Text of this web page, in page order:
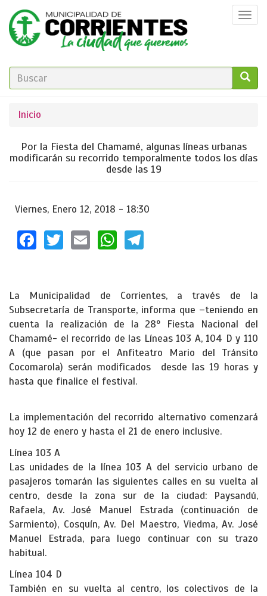
Pasar
contenido
principal
FORMULARIO
BÚSQUEDA
Se
encuentra
usted
Inicio
Por la Fiesta del Chamamé, algunas líneas urbanas
modificarán su recorrido temporalmente todos los días
desde las 19
Viernes, Enero 12, 2018 - 18:30
Facebook
TwitterEmailWhatsApp
La Municipalidad de Corrientes, a través de la
Subsecretaría de Transporte, informa que –teniendo en
cuenta la realización de la 28º Fiesta Nacional del
Chamamé- el recorrido de las Líneas 103 A, 104 D y 110
A (que pasan por el Anfiteatro Mario del Tránsito
Cocomarola) serán modificados desde las 19 horas y
hasta que finalice el festival.
La implementación del recorrido alternativo comenzará
hoy 12 de enero y hasta el 21 de enero inclusive.
Línea 103 A
Las unidades de la línea 103 A del servicio urbano de
pasajeros tomarán las siguientes calles en su vuelta al
centro, desde la zona sur de la ciudad: Paysandú,
Rafaela, Av. José Manuel Estrada (continuación de
Sarmiento), Cosquín, Av. Del Maestro, Viedma, Av. José
Manuel Estrada, para luego continuar con su trazo
habitual.
Línea 104 D
También en su vuelta al centro, los colectivos de la